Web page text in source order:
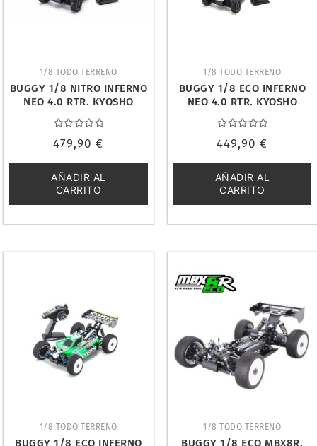
1/8 TODO TERRENO
BUGGY 1/8 NITRO INFERNO
NEO 4.0 RTR. KYOSHO
33029T1
con
de
5
479,90€
AÑADIR AL
CARRITO
1/8 TODO TERRENO
BUGGY 1/8 ECO INFERNO
NEO 4.0 RTR. KYOSHO
34118T2B
con
de
5
449,90€
AÑADIR AL
CARRITO
1/8 TODO TERRENO 1/8 TODO TERRENO